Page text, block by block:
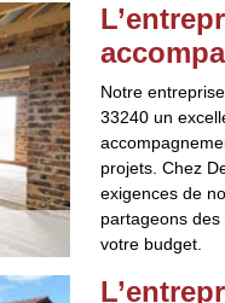
Notre
33240 un
projets. Chez
exigences de
partageons
votre budget.